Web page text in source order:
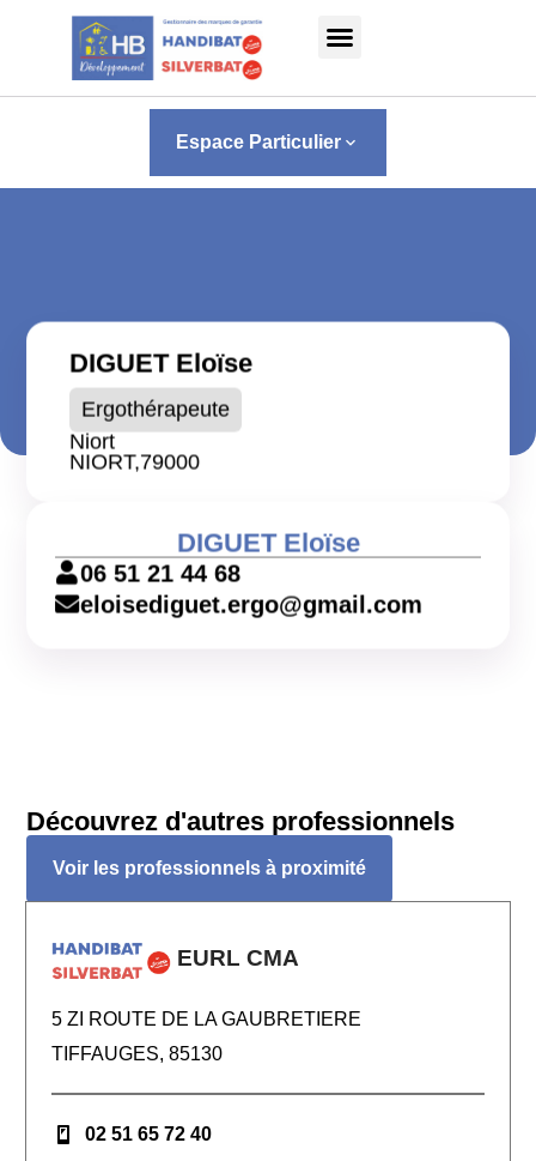
Panneau de gestion des cookies
Espace Particulier keyboard_arrow_down
DIGUET Eloïse
Ergothérapeute
Niort
NIORT,79000
DIGUET Eloïse
06 51 21 44 68
eloisediguet.ergo@gmail.com
Découvrez d'autres professionnels
Voir les professionnels à proximité
EURL CMA
5 ZI ROUTE DE LA GAUBRETIERE
TIFFAUGES, 85130
02 51 65 72 40